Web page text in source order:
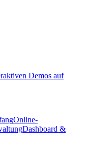
Demos auf
Online-
Dashboard &